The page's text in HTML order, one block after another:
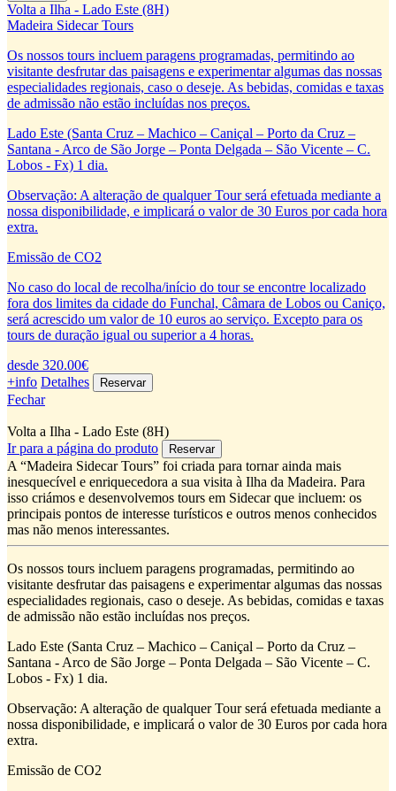
Volta a Ilha - Lado Este (8H)
Madeira Sidecar Tours
Os nossos tours incluem paragens programadas, permitindo ao
visitante desfrutar das paisagens e experimentar algumas das nossas
especialidades regionais, caso o deseje. As bebidas, comidas e taxas
de admissão não estão incluídas nos preços.
Lado Este (Santa Cruz – Machico – Caniçal – Porto da Cruz –
Santana - Arco de São Jorge – Ponta Delgada – São Vicente – C.
Lobos - Fx) 1 dia.
Observação: A alteração de qualquer Tour será efetuada mediante a
nossa disponibilidade, e implicará o valor de 30 Euros por cada hora
extra.
Emissão de CO2
No caso do local de recolha/início do tour se encontre localizado
fora dos limites da cidade do Funchal, Câmara de Lobos ou Caniço,
será acrescido um valor de 10 euros ao serviço. Excepto para os
tours de duração igual ou superior a 4 horas.
desde 320.00€
+info Detalhes
Fechar
Volta a Ilha - Lado Este (8H)
Ir para a página do produto
A “Madeira Sidecar Tours” foi criada para tornar ainda mais
inesquecível e enriquecedora a sua visita à Ilha da Madeira. Para
isso criámos e desenvolvemos tours em Sidecar que incluem: os
principais pontos de interesse turísticos e outros menos conhecidos
mas não menos interessantes.
Os nossos tours incluem paragens programadas, permitindo ao
visitante desfrutar das paisagens e experimentar algumas das nossas
especialidades regionais, caso o deseje. As bebidas, comidas e taxas
de admissão não estão incluídas nos preços.
Lado Este (Santa Cruz – Machico – Caniçal – Porto da Cruz –
Santana - Arco de São Jorge – Ponta Delgada – São Vicente – C.
Lobos - Fx) 1 dia.
Observação: A alteração de qualquer Tour será efetuada mediante a
nossa disponibilidade, e implicará o valor de 30 Euros por cada hora
extra.
Emissão de CO2